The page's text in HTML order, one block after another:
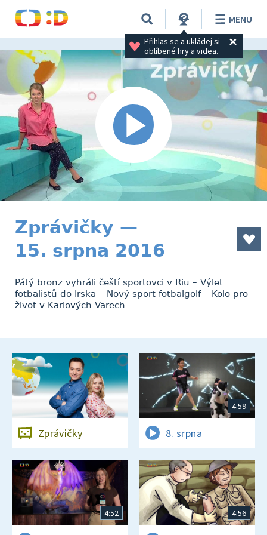
Přihlas se a ukládej si
oblíbené hry a videa.
MENU
Zprávičky —
15. srpna 2016
Pátý bronz vyhráli čeští sportovci v Riu – Výlet
fotbalistů do Irska – Nový sport fotbalgolf – Kolo pro
život v Karlových Varech
Zprávičky
4:59
8. srpna
4:52 4:56